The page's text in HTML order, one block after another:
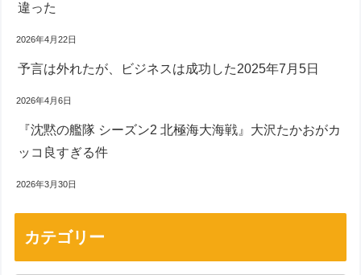
違った
2026年4月22日
予言は外れたが、ビジネスは成功した2025年7月5日
2026年4月6日
『沈黙の艦隊 シーズン2 北極海大海戦』大沢たかおがカ
ッコ良すぎる件
2026年3月30日
カテゴリー